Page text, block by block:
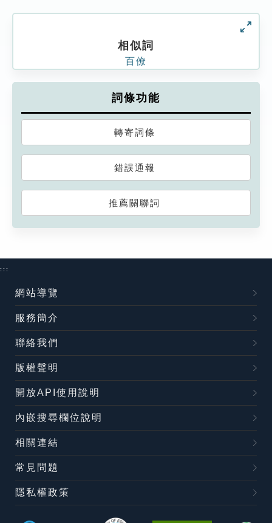
相似詞
百僚
詞條功能
轉寄詞條
錯誤通報
推薦關聯詞
:::
網站導覽
服務簡介
聯絡我們
版權聲明
開放API使用說明
內嵌搜尋欄位說明
相關連結
常見問題
隱私權政策